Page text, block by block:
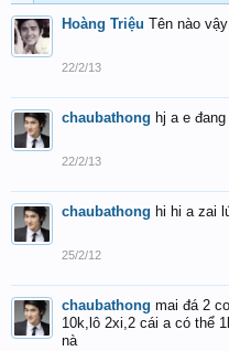
Hoàng Triệu Tên nào
22/2/13
chaubathong hj a e
22/2/13
chaubathong hi hi a zai
25/2/12
chaubathong mai đá 2
10k,lô 2xi,2 cái a có thể
nà